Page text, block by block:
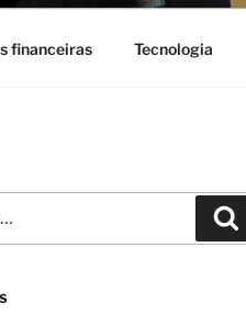
financeiras Tecnologia